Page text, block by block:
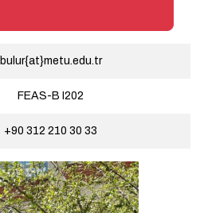
bulur{at}metu.edu.tr
FEAS-B I202
+90 312 210 30 33